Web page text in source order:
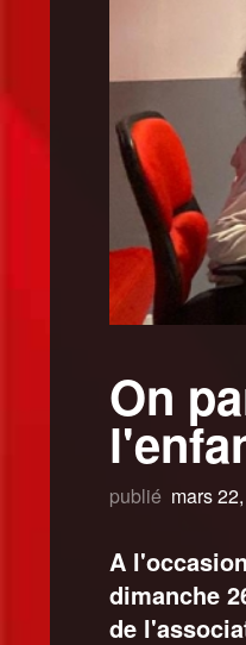
On
publié mars
A
dimanche
de